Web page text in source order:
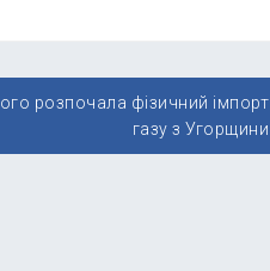
розпочала фізичний імпорт
газу з Угорщини